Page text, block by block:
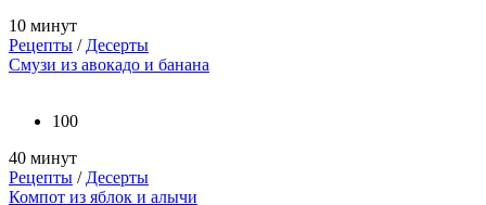
10 минут
Рецепты / Десерты
Смузи из авокадо и банана
100
40 минут
Рецепты / Десерты
Компот из яблок и алычи